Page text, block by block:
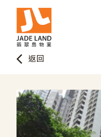
arrow_back_ios 返回